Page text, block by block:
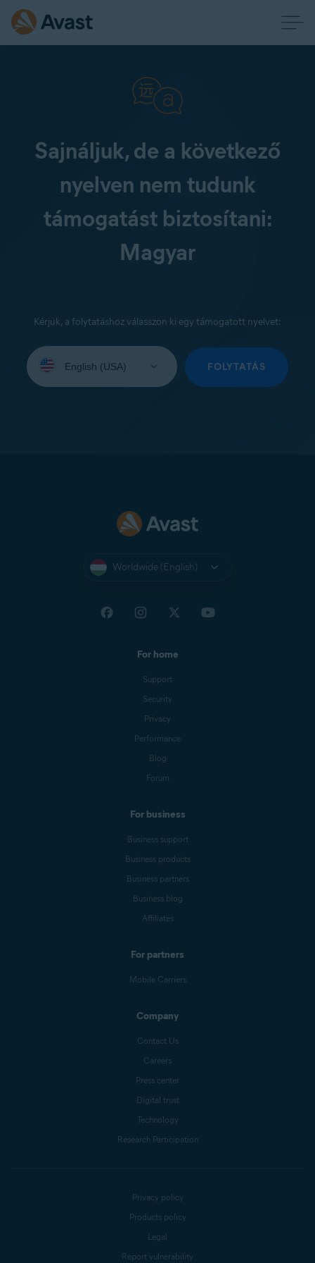
Sajnáljuk, de a következő
nyelven nem tudunk
támogatást biztosítani:
Magyar
Kérjük, a folytatáshoz válasszon ki egy támogatott nyelvet:
your
FOLYTATÁS
Worldwide (English)
For home
Support
Security
Privacy
Performance
Blog
Forum
For business
Business support
Business products
Business partners
Business blog
Affiliates
For partners
Mobile Carriers
Company
Contact Us
Careers
Press center
Digital trust
Technology
Research Participation
Privacy policy
Products policy
Legal
Report vulnerability